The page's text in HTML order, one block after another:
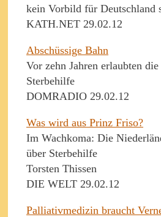
kein Vorbild für Deutschland
KATH.NET 29.02.12
Abschüssige Bahn
Vor zehn Jahren erlaubten
Sterbehilfe
DOMRADIO 29.02.12
Was wird aus Prinz Friso?
Im Wachkoma: Die
über Sterbehilfe
Torsten Thissen
DIE WELT 29.02.12
Palliativmedizin braucht